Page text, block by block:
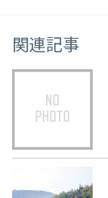
関連記事